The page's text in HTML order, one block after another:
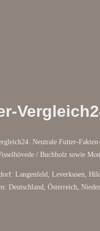
Neutrale Futter-
/ Buchholz sowie
Langenfeld, Leverkusen,
Deutschland, Österreich,